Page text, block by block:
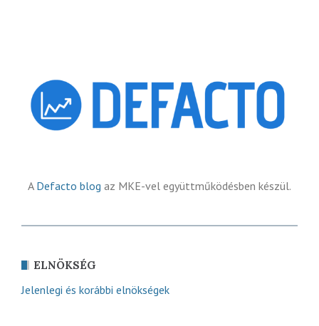
A Defacto blog az MKE-vel együttműködésben készül.
ELNÖKSÉG
Jelenlegi és korábbi elnökségek